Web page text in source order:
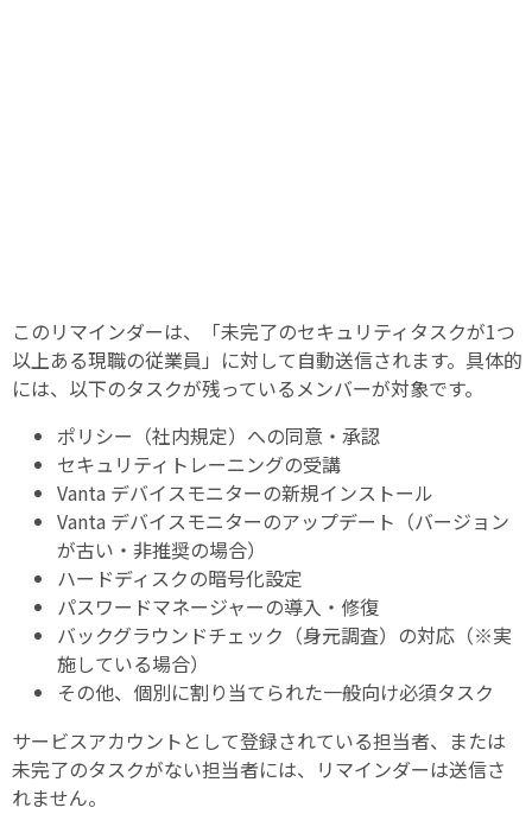
このリマインダーは、「未完了のセキュリティタスクが1つ
以上ある現職の従業員」に対して自動送信されます。具体的
には、以下のタスクが残っているメンバーが対象です。
ポリシー（社内規定）への同意・承認
セキュリティトレーニングの受講
Vanta デバイスモニターの新規インストール
Vanta デバイスモニターのアップデート（バージョン
が古い・非推奨の場合）
ハードディスクの暗号化設定
パスワードマネージャーの導入・修復
バックグラウンドチェック（身元調査）の対応（※実
施している場合）
その他、個別に割り当てられた一般向け必須タスク
サービスアカウントとして登録されている担当者、または
未完了のタスクがない担当者には、リマインダーは送信さ
れません。